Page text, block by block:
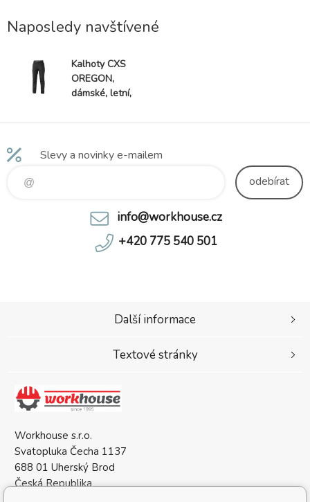
reflexní doplňky. Nohavice s horizontálním
a vertikálním zipem lze odepnout bez
nohavic je barevně odlišen pro snazší
rozeznání pravé/levé nohavice. Nohavice
lze v dolní části stáhnout a přizpůsobit
Naposledy navštívené
Kalhoty CXS
OREGON,
dámské, letní,
Slevy a novinky e-mailem
odebírat
info@workhouse.cz
+420 775 540 501
Workhouse s.r.o.
Svatopluka Čecha 1137
688 01 Uherský Brod
Česká Republika
Další informace
Textové stránky